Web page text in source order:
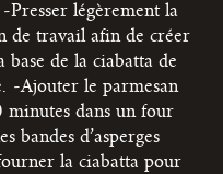
-Presser légèrement la
de travail afin de créer
base de la ciabatta de
-Ajouter le parmesan
dans un four
bandes d’asperges
la ciabatta pour